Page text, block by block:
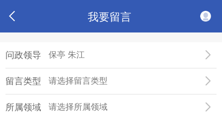
我要留言
问政领导 保亭 朱江
留言类型 请选择留言类型
所属领域 请选择所属领域